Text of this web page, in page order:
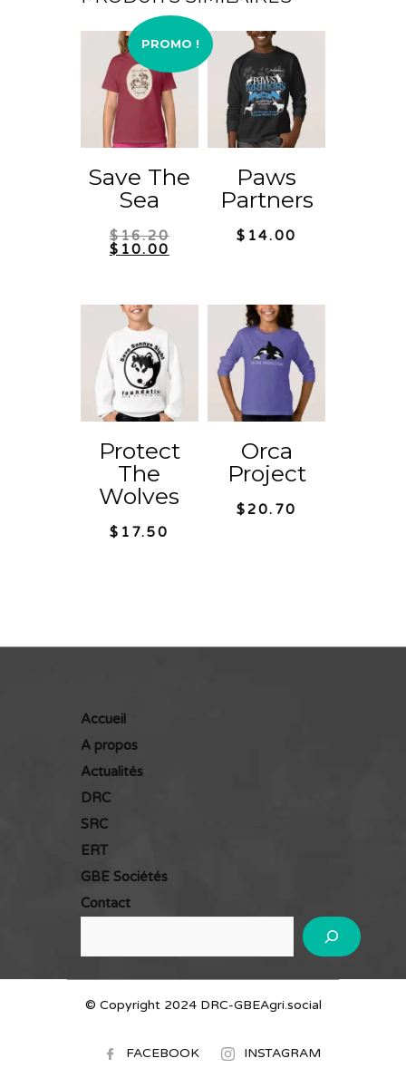
PROMO !
Save The
Sea
$16.20Le
$ 10.00
$10.00.
Paws
Partners
$ 14.00
Protect
The
Wolves
$ 17.50
Orca
Project
$20.70
Accueil
A propos
Actualités
DRC
SRC
ERT
GBE Sociétés
Contact
e
c
h© Copyright 2024 DRC-GBEAgri.social
FACEBOOK INSTAGRAM